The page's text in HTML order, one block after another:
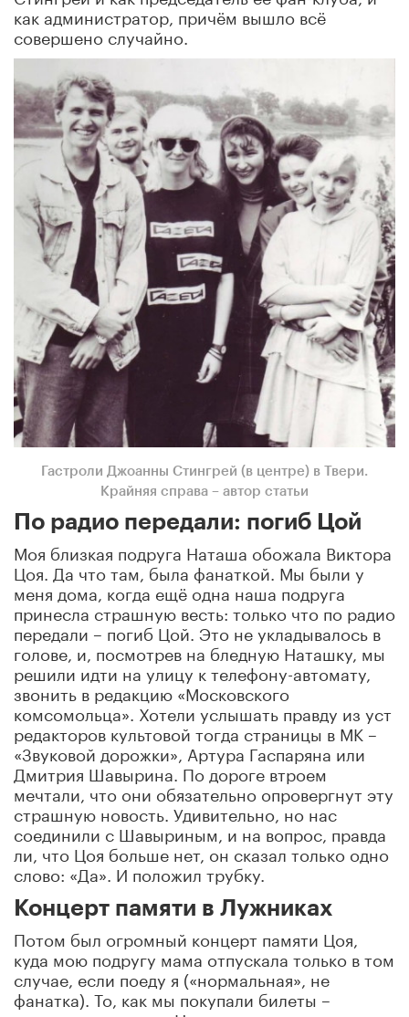
как администратор, причём вышло всё
совершено случайно.
Гастроли Джоанны Стингрей (в центре) в Твери.
Крайняя справа – автор статьи
По радио передали: погиб Цой
Моя близкая подруга Наташа обожала Виктора
Цоя. Да что там, была фанаткой. Мы были у
меня дома, когда ещё одна наша подруга
принесла страшную весть: только что по радио
передали – погиб Цой. Это не укладывалось в
голове, и, посмотрев на бледную Наташку, мы
решили идти на улицу к телефону-автомату,
звонить в редакцию «Московского
комсомольца». Хотели услышать правду из уст
редакторов культовой тогда страницы в МК –
«Звуковой дорожки», Артура Гаспаряна или
Дмитрия Шавырина. По дороге втроем
мечтали, что они обязательно опровергнут эту
страшную новость. Удивительно, но нас
соединили с Шавыриным, и на вопрос, правда
ли, что Цоя больше нет, он сказал только одно
слово: «Да». И положил трубку.
Концерт памяти в Лужниках
Потом был огромный концерт памяти Цоя,
куда мою подругу мама отпускала только в том
случае, если поеду я («нормальная», не
фанатка). То, как мы покупали билеты –